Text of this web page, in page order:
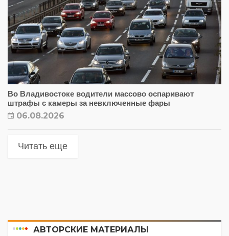
Во Владивостоке водители массово оспаривают
штрафы с камеры за невключенные фары
06.08.2026
Читать еще
АВТОРСКИЕ МАТЕРИАЛЫ